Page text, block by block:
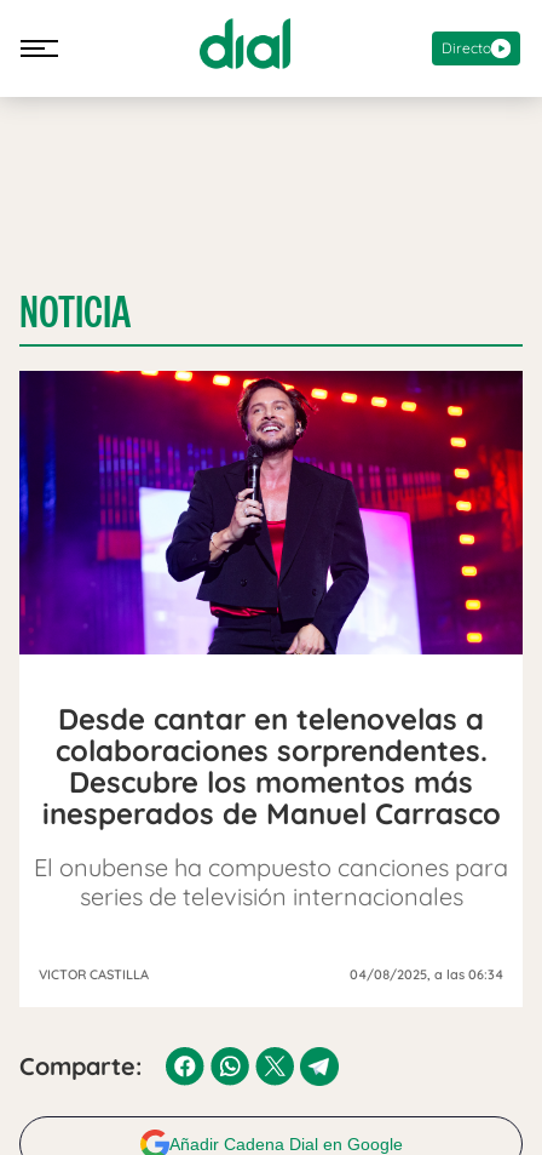
Directo
NOTICIA
Desde cantar en telenovelas a
colaboraciones sorprendentes.
Descubre los momentos más
inesperados de Manuel Carrasco
El onubense ha compuesto canciones para
series de televisión internacionales
VICTOR CASTILLA 04/08/2025, a las 06:34
Comparte:
Añadir Cadena Dial en Google